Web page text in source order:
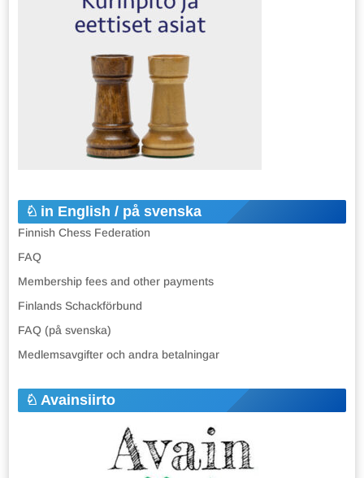
in English / på svenska
Finnish Chess Federation
FAQ
Membership fees and other payments
Finlands Schackförbund
FAQ (på svenska)
Medlemsavgifter och andra betalningar
Avainsiirto